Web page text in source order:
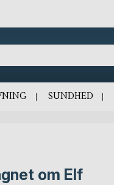
SUNDHED
om Elf